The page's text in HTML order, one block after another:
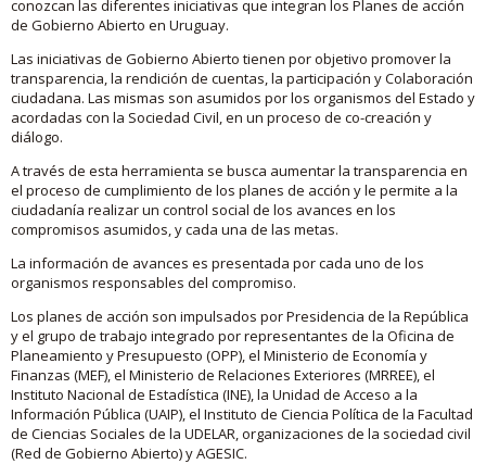
conozcan las diferentes iniciativas que integran los Planes de acción
de Gobierno Abierto en Uruguay.
Las iniciativas de Gobierno Abierto tienen por objetivo promover la
transparencia, la rendición de cuentas, la participación y Colaboración
ciudadana. Las mismas son asumidos por los organismos del Estado y
acordadas con la Sociedad Civil, en un proceso de co-creación y
diálogo.
A través de esta herramienta se busca aumentar la transparencia en
el proceso de cumplimiento de los planes de acción y le permite a la
ciudadanía realizar un control social de los avances en los
compromisos asumidos, y cada una de las metas.
La información de avances es presentada por cada uno de los
organismos responsables del compromiso.
Los planes de acción son impulsados por Presidencia de la República
y el grupo de trabajo integrado por representantes de la Oficina de
Planeamiento y Presupuesto (OPP), el Ministerio de Economía y
Finanzas (MEF), el Ministerio de Relaciones Exteriores (MRREE), el
Instituto Nacional de Estadística (INE), la Unidad de Acceso a la
Información Pública (UAIP), el Instituto de Ciencia Política de la Facultad
de Ciencias Sociales de la UDELAR, organizaciones de la sociedad civil
(Red de Gobierno Abierto) y AGESIC.